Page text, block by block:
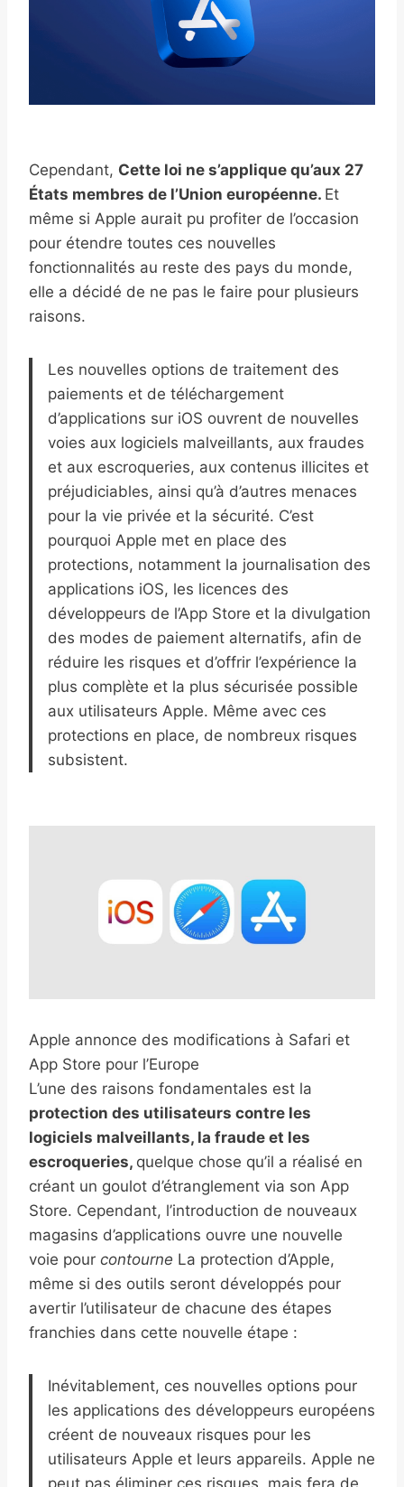
Cependant, Cette loi ne s’applique qu’aux 27
États membres de l’Union européenne. Et
même si Apple aurait pu profiter de l’occasion
pour étendre toutes ces nouvelles
fonctionnalités au reste des pays du monde,
elle a décidé de ne pas le faire pour plusieurs
raisons.
Les nouvelles options de traitement des
paiements et de téléchargement
d’applications sur iOS ouvrent de nouvelles
voies aux logiciels malveillants, aux fraudes
et aux escroqueries, aux contenus illicites et
préjudiciables, ainsi qu’à d’autres menaces
pour la vie privée et la sécurité. C’est
pourquoi Apple met en place des
protections, notamment la journalisation des
applications iOS, les licences des
développeurs de l’App Store et la divulgation
des modes de paiement alternatifs, afin de
réduire les risques et d’offrir l’expérience la
plus complète et la plus sécurisée possible
aux utilisateurs Apple. Même avec ces
protections en place, de nombreux risques
subsistent.
Apple annonce des modifications à Safari et
App Store pour l’Europe
L’une des raisons fondamentales est la
protection des utilisateurs contre les
logiciels malveillants, la fraude et les
escroqueries, quelque chose qu’il a réalisé en
créant un goulot d’étranglement via son App
Store. Cependant, l’introduction de nouveaux
magasins d’applications ouvre une nouvelle
voie pour contourne La protection d’Apple,
même si des outils seront développés pour
avertir l’utilisateur de chacune des étapes
franchies dans cette nouvelle étape :
Inévitablement, ces nouvelles options pour
les applications des développeurs européens
créent de nouveaux risques pour les
utilisateurs Apple et leurs appareils. Apple ne